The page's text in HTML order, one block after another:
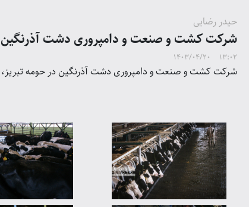
حیدر رضایی
شرکت کشت و صنعت و دامپروری دشت آذرنگین
1403/04/20 13:02
شرکت کشت و صنعت و دامپروری دشت آذرنگین در حومه